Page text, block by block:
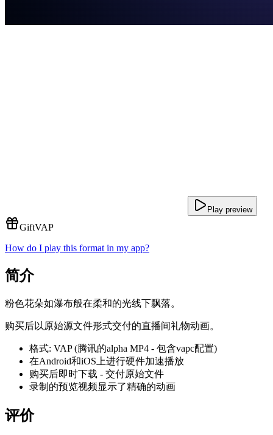
Play preview
GiftVAP
How do I play this format in my app?
简介
粉色花朵如瀑布般在柔和的光线下飘落。
购买后以原始源文件形式交付的直播间礼物动画。
格式: VAP (腾讯的alpha MP4 - 包含vapc配置)
在Android和iOS上进行硬件加速播放
购买后即时下载 - 交付原始文件
录制的预览视频显示了精确的动画
评价